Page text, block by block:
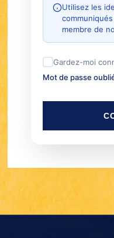
Utilisez les
membre de
Gardez-moi
Mot de passe